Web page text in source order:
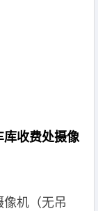
库收费处摄像
机（无吊